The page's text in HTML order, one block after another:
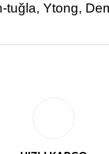
tuğla, Ytong,